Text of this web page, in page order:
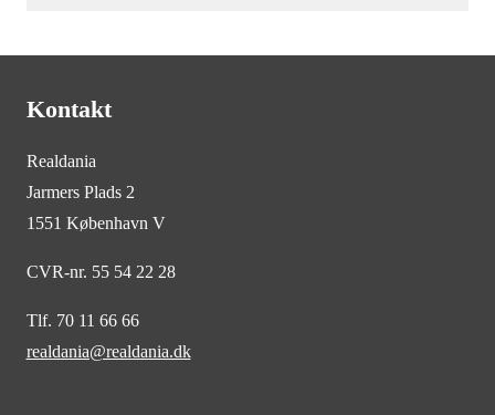
Kontakt
Realdania
Jarmers Plads 2
1551 København V
CVR-nr. 55 54 22 28
Tlf. 70 11 66 66
realdania@realdania.dk